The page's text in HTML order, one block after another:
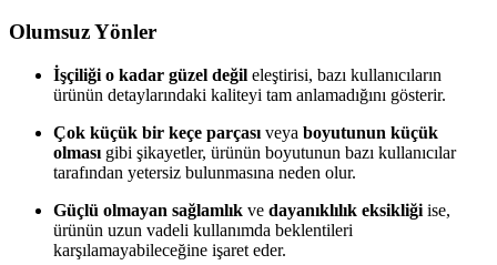
Olumsuz Yönler
İşçiliği o kadar güzel değil eleştirisi, bazı kullanıcıların
ürünün detaylarındaki kaliteyi tam anlamadığını gösterir.
Çok küçük bir keçe parçası veya boyutunun küçük
olması gibi şikayetler, ürünün boyutunun bazı kullanıcılar
tarafından yetersiz bulunmasına neden olur.
Güçlü olmayan sağlamlık ve dayanıklılık eksikliği ise,
ürünün uzun vadeli kullanımda beklentileri
karşılamayabileceğine işaret eder.